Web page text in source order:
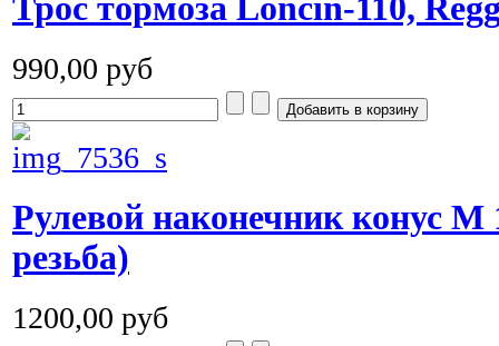
Трос тормоза Loncin-110,
990,00 руб
Рулевой наконечник конус M
резьба)
1200,00 руб